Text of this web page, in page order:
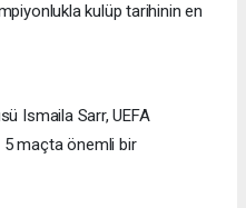
kulüp tarihinin en
Ismaila Sarr, UEFA
5 maçta önemli bir